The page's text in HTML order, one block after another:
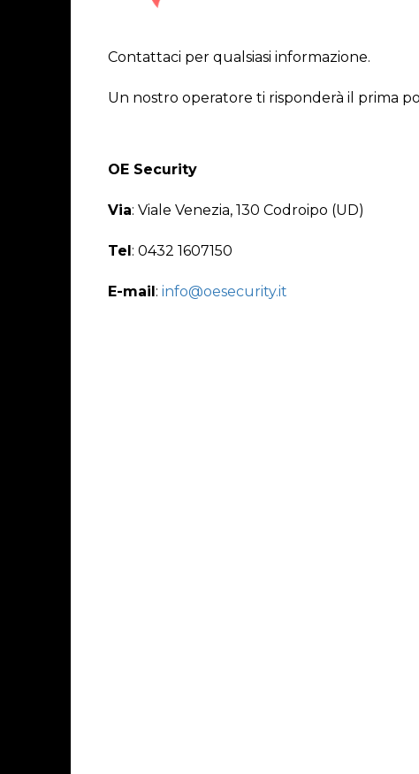
Contattaci per qualsiasi informazione.
Un nostro operatore ti risponderà il prima
OE Security
Via: Viale Venezia, 130 Codroipo (UD)
Tel: 0432 1607150
E-mail: info@oesecurity.it